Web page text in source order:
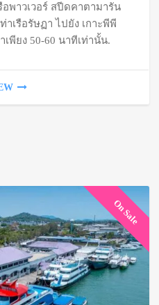
พาวเวอร์ สปีดคาตามารัน
เรือรัษฏา ไปยัง เกาะพีพี
เพียง 50-60 นาทีเท่านั้น.
On Sale